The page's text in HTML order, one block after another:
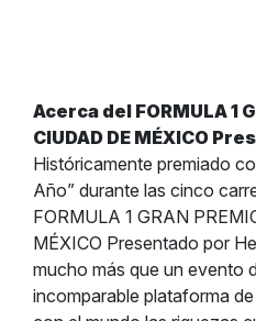
Acerca del FORMULA 1
CIUDAD DE MÉXICO
Históricamente premiado
Año” durante las cinco
FORMULA 1 GRAN
MÉXICO Presentado por
mucho más que un evento
incomparable plataforma